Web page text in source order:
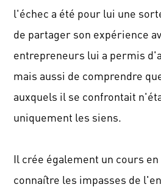
l'échec a été pour lui une
de partager son expérience
entrepreneurs lui a permis
mais aussi de comprendre
auxquels il se confrontait
uniquement les siens.
Il crée également un cours
connaître les impasses de